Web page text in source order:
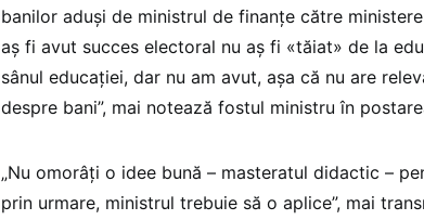
banilor aduși de ministrul de finanțe către
aș fi avut succes electoral nu aș fi «tăiat» de la
sânul educației, dar nu am avut, așa că nu are
despre bani”, mai notează fostul ministru în
„Nu omorâți o idee bună – masteratul didactic –
prin urmare, ministrul trebuie să o aplice”, mai